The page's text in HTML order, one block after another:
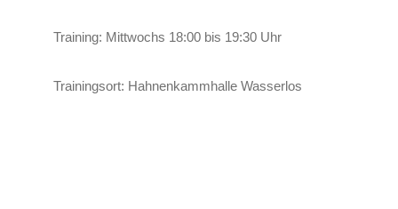
Training: Mittwochs 18:00 bis 19:30 Uhr
Trainingsort: Hahnenkammhalle Wasserlos